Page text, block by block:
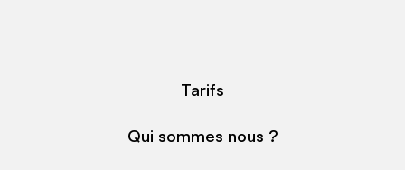
Tarifs
Qui sommes nous ?